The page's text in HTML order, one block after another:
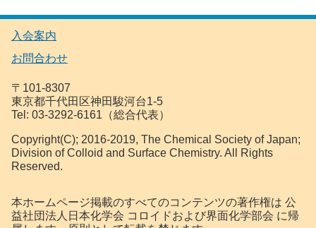
入会案内
お問合わせ
〒101-8307
東京都千代田区神田駿河台1-5
Tel: 03-3292-6161（総合代表）
Copyright(C); 2016-2019, The Chemical Society of Japan;
Division of Colloid and Surface Chemistry. All Rights
Reserved.
本ホームページ掲載のすべてのコンテンツの著作権は 公
益社団法人日本化学会 コロイドおよび界面化学部会 に帰